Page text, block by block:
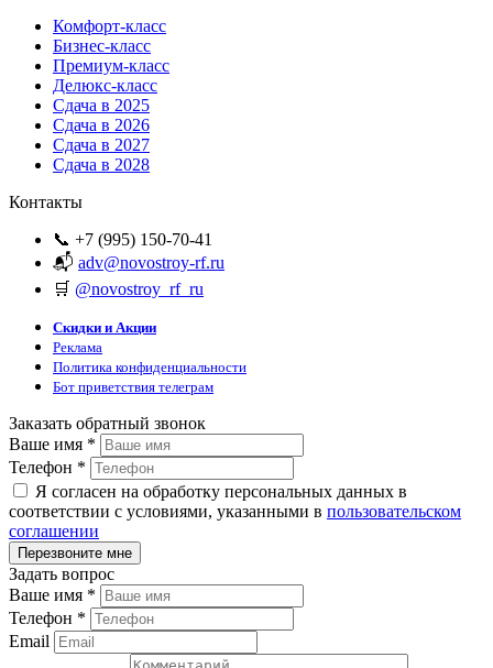
Комфорт-класс
Бизнес-класс
Премиум-класс
Делюкс-класс
Сдача в 2025
Сдача в 2026
Сдача в 2027
Сдача в 2028
Контакты
📞 +7 (995) 150-70-41
📬 adv@novostroy-rf.ru
🛒 @novostroy_rf_ru
Скидки и Акции
Реклама
Политика конфиденциальности
Бот приветствия телеграм
Заказать обратный звонок
Ваше имя *
Телефон *
Я согласен на обработку персональных данных в
соответствии с условиями, указанными в пользовательском
соглашении
Задать вопрос
Ваше имя *
Телефон *
Email